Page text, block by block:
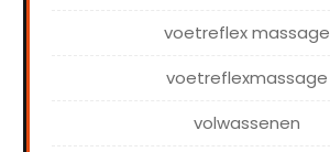
voetreflex massage
voetreflexmassage
volwassenen